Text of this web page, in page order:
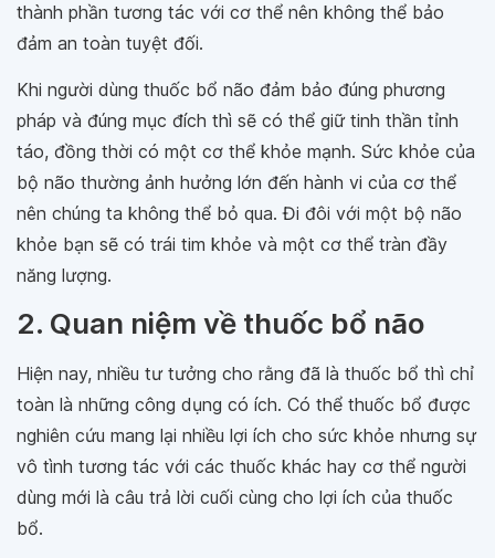
thành phần tương tác với cơ thể nên không thể bảo
đảm an toàn tuyệt đối.
Khi người dùng thuốc bổ não đảm bảo đúng phương
pháp và đúng mục đích thì sẽ có thể giữ tinh thần tỉnh
táo, đồng thời có một cơ thể khỏe mạnh. Sức khỏe của
bộ não thường ảnh hưởng lớn đến hành vi của cơ thể
nên chúng ta không thể bỏ qua. Đi đôi với một bộ não
khỏe bạn sẽ có trái tim khỏe và một cơ thể tràn đầy
năng lượng.
2. Quan niệm về thuốc bổ não
Hiện nay, nhiều tư tưởng cho rằng đã là thuốc bổ thì chỉ
toàn là những công dụng có ích. Có thể thuốc bổ được
nghiên cứu mang lại nhiều lợi ích cho sức khỏe nhưng sự
vô tình tương tác với các thuốc khác hay cơ thể người
dùng mới là câu trả lời cuối cùng cho lợi ích của thuốc
bổ.